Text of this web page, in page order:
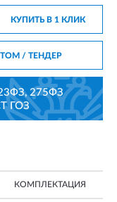
КУПИТЬ В 1 КЛИК
/ ТЕНДЕР
275ФЗ
ГОЗ
КОМПЛЕКТАЦИЯ